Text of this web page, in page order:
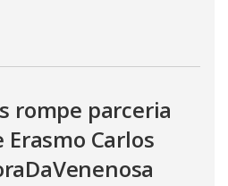
rompe parceria
Carlos